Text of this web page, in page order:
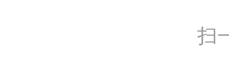
扫